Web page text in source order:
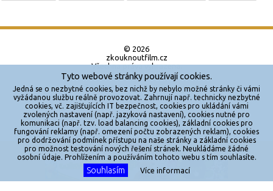
X
© 2026
zkouknoutfilm.cz
Všechna práva vyhrazena.
Powered by
Reklama
Sítě
Redakce
Jakékoliv užití obsahu je bez souhlasu provozovatele zakázáno.
Tyto webové stránky používají cookies.
Jedná se o nezbytné cookies, bez nichž by nebylo možné stránky či vámi
vyžádanou službu reálně provozovat. Zahrnují např. technicky nezbytné
cookies, vč. zajišťujících IT bezpečnost, cookies pro ukládání vámi
zvolených nastavení (např. jazyková nastavení), cookies nutné pro
komunikaci (např. tzv. load balancing cookies), základní cookies pro
fungování reklamy (např. omezení počtu zobrazených reklam), cookies
pro dodržování podmínek přístupu na naše stránky a základní cookies
pro možnost testování nových řešení stránek. Neukládáme žádné
osobní údaje. Prohlížením a používáním tohoto webu s tím souhlasíte.
Souhlasím Více informací